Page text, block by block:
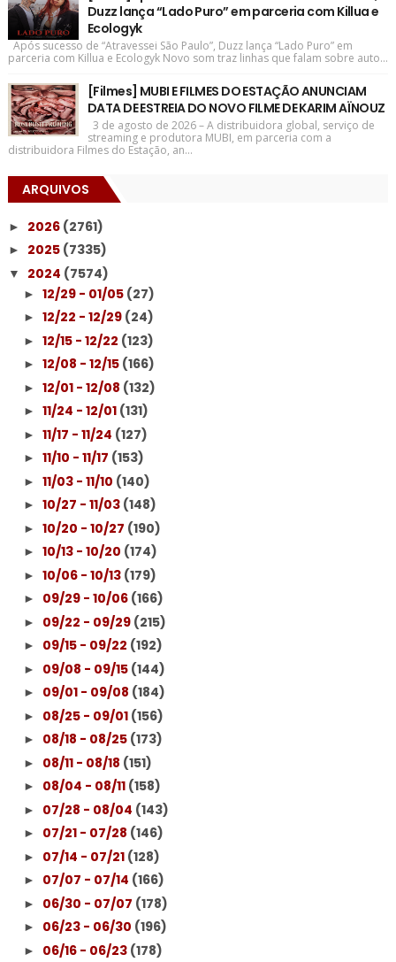
Duzz lança “Lado Puro” em parceria com Killua e
Ecologyk
Após sucesso de “Atravessei São Paulo”, Duzz lança “Lado Puro” em
parceria com Killua e Ecologyk Novo som traz linhas que falam sobre auto...
[Filmes] MUBI E FILMES DO ESTAÇÃO ANUNCIAM
DATA DE ESTREIA DO NOVO FILME DE KARIM AÏNOUZ
3 de agosto de 2026 – A distribuidora global, serviço de
streaming e produtora MUBI, em parceria com a
distribuidora Filmes do Estação, an...
ARQUIVOS
► 2026 (2761)
► 2025 (7335)
▼ 2024 (7574)
► 12/29 - 01/05 (27)
► 12/22 - 12/29 (24)
► 12/15 - 12/22 (123)
► 12/08 - 12/15 (166)
► 12/01 - 12/08 (132)
► 11/24 - 12/01 (131)
► 11/17 - 11/24 (127)
► 11/10 - 11/17 (153)
► 11/03 - 11/10 (140)
► 10/27 - 11/03 (148)
► 10/20 - 10/27 (190)
► 10/13 - 10/20 (174)
► 10/06 - 10/13 (179)
► 09/29 - 10/06 (166)
► 09/22 - 09/29 (215)
► 09/15 - 09/22 (192)
► 09/08 - 09/15 (144)
► 09/01 - 09/08 (184)
► 08/25 - 09/01 (156)
► 08/18 - 08/25 (173)
► 08/11 - 08/18 (151)
► 08/04 - 08/11 (158)
► 07/28 - 08/04 (143)
► 07/21 - 07/28 (146)
► 07/14 - 07/21 (128)
► 07/07 - 07/14 (166)
► 06/30 - 07/07 (178)
► 06/23 - 06/30 (196)
► 06/16 - 06/23 (178)